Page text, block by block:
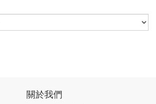
關於我們